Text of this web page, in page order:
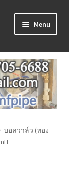
Menu
บอลวาล์ว (ทอง